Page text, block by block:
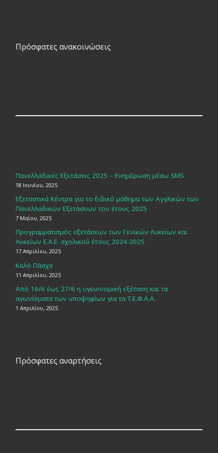
Πρόσφατες ανακοινώσεις
Πανελλαδικές Εξετάσεις 2025 – Ενημέρωση μέσω SMS
18 Ιουνίου, 2025
Εξεταστικά Κέντρα για το Ειδικό μάθημα των Αγγλικών των
Πανελλαδικών Εξετάσεων του έτους 2025
7 Μαΐου, 2025
Προγραμματισμός εξετάσεων των Γενικών Λυκείων και
Λυκείων Ε.Α.Ε. σχολικού έτους 2024-2025
17 Απριλίου, 2025
Καλό Πάσχα
11 Απριλίου, 2025
Από 16/6 έως 27/6 η υγειονομική εξέταση και τα
αγωνίσματα των υποψηφίων για τα Τ.Ε.Φ.Α.Α.
1 Απριλίου, 2025
Πρόσφατες αναρτήσεις